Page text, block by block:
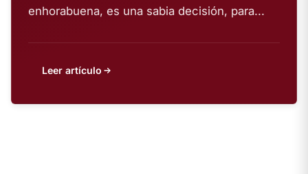
enhorabuena, es una sabia decisión, para...
Leer artículo